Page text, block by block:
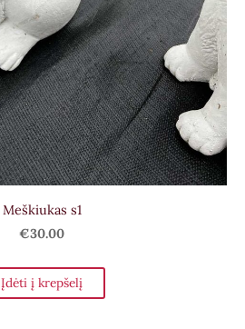
Meškiukas s1
€30.00
Įdėti į krepšelį